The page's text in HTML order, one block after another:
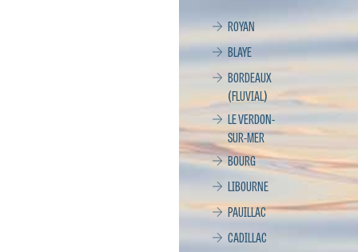
ROYAN
BLAYE
BORDEAUX
(FLUVIAL)
LE VERDON-
SUR-MER
BOURG
LIBOURNE
PAUILLAC
CADILLAC